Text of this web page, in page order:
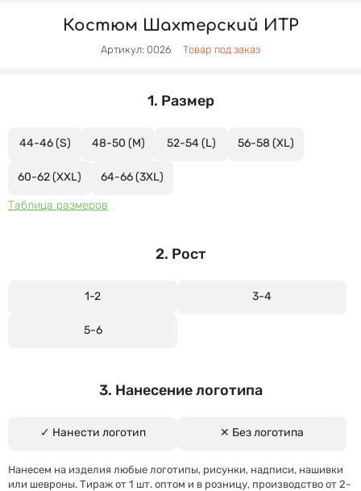
Костюм Шахтерский ИТР
Артикул: 0026 Товар под заказ
1. Размер
44-46 (S) 48-50 (M) 52-54 (L) 56-58 (XL)
60-62 (XXL) 64-66 (3XL)
Таблица размеров
2. Рост
1-2 3-4
5-6
3. Нанесение логотипа
✓ Нанести логотип ✕ Без логотипа
Нанесем на изделия любые логотипы, рисунки, надписи, нашивки
или шевроны. Тираж от 1 шт. оптом и в розницу, производство от 2-